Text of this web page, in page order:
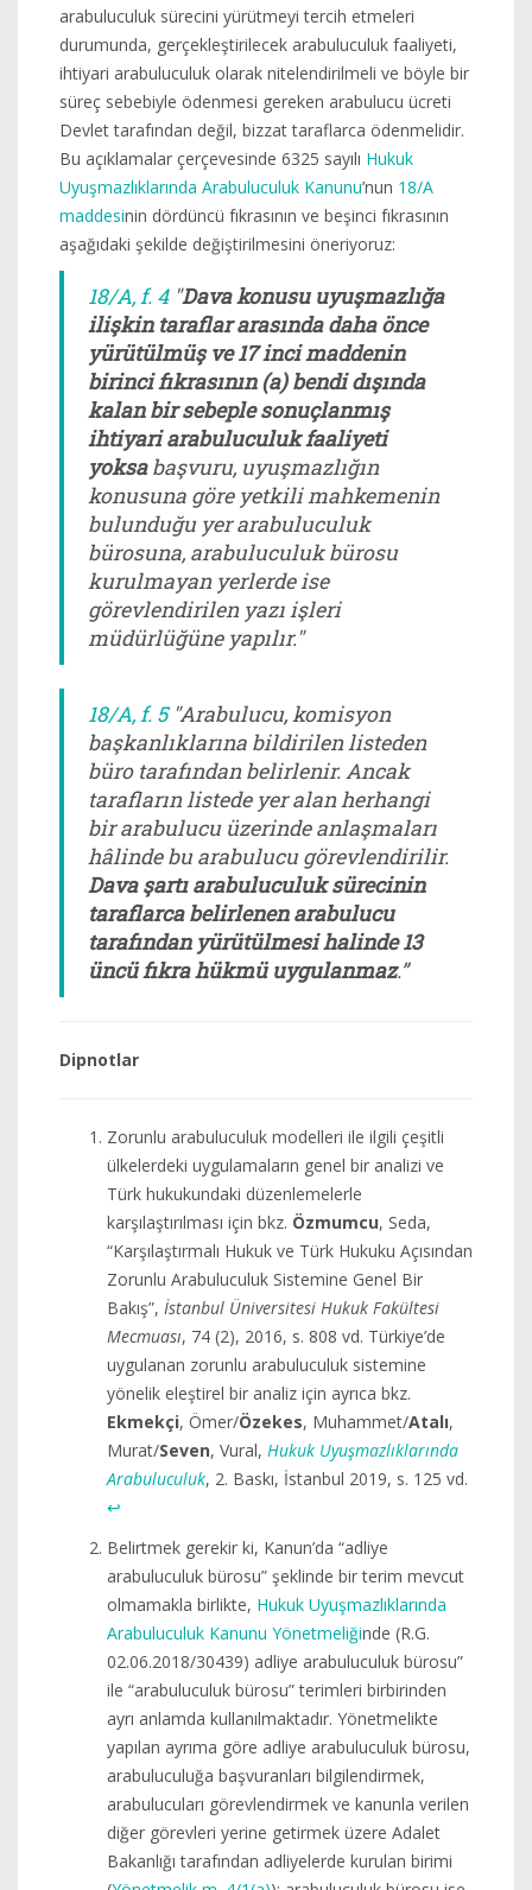
arabuluculuk sürecini yürütmeyi tercih etmeleri
durumunda, gerçekleştirilecek arabuluculuk faaliyeti,
ihtiyari arabuluculuk olarak nitelendirilmeli ve böyle bir
süreç sebebiyle ödenmesi gereken arabulucu ücreti
Devlet tarafından değil, bizzat taraflarca ödenmelidir.
Bu açıklamalar çerçevesinde 6325 sayılı Hukuk
Uyuşmazlıklarında Arabuluculuk Kanunu’nun 18/A
maddesinin dördüncü fıkrasının ve beşinci fıkrasının
aşağıdaki şekilde değiştirilmesini öneriyoruz:
18/A, f. 4"Dava konusu uyuşmazlığa
ilişkin taraflar arasında daha önce
yürütülmüş ve 17 inci maddenin
birinci fıkrasının (a) bendi dışında
kalan bir sebeple sonuçlanmış
ihtiyari arabuluculuk faaliyeti
yoksabaşvuru, uyuşmazlığın
konusuna göre yetkili mahkemenin
bulunduğu yer arabuluculuk
bürosuna, arabuluculuk bürosu
kurulmayan yerlerde ise
görevlendirilen yazı işleri
müdürlüğüne yapılır."
18/A, f. 5"Arabulucu, komisyon
başkanlıklarına bildirilen listeden
büro tarafından belirlenir. Ancak
tarafların listede yer alan herhangi
bir arabulucu üzerinde anlaşmaları
hâlinde bu arabulucu görevlendirilir.
Dava şartı arabuluculuk sürecinin
taraflarca belirlenen arabulucu
tarafından yürütülmesi halinde 13
üncü fıkra hükmü uygulanmaz.”
Dipnotlar
Zorunlu arabuluculuk modelleri ile ilgili çeşitli
ülkelerdeki uygulamaların genel bir analizi ve
Türk hukukundaki düzenlemelerle
karşılaştırılması için bkz. Özmumcu, Seda,
“Karşılaştırmalı Hukuk ve Türk Hukuku Açısından
Zorunlu Arabuluculuk Sistemine Genel Bir
Bakış”, İstanbul Üniversitesi Hukuk Fakültesi
Mecmuası, 74 (2), 2016, s. 808 vd. Türkiye’de
uygulanan zorunlu arabuluculuk sistemine
yönelik eleştirel bir analiz için ayrıca bkz.
Ekmekçi, Ömer/Özekes, Muhammet/Atalı,
Murat/Seven, Vural, Hukuk Uyuşmazlıklarında
Arabuluculuk, 2. Baskı, İstanbul 2019, s. 125 vd.
↩︎
Belirtmek gerekir ki, Kanun’da “adliye
arabuluculuk bürosu” şeklinde bir terim mevcut
olmamakla birlikte, Hukuk Uyuşmazlıklarında
Arabuluculuk Kanunu Yönetmeliğinde (R.G.
02.06.2018/30439) adliye arabuluculuk bürosu”
ile “arabuluculuk bürosu” terimleri birbirinden
ayrı anlamda kullanılmaktadır. Yönetmelikte
yapılan ayrıma göre adliye arabuluculuk bürosu,
arabuluculuğa başvuranları bilgilendirmek,
arabulucuları görevlendirmek ve kanunla verilen
diğer görevleri yerine getirmek üzere Adalet
Bakanlığı tarafından adliyelerde kurulan birimi